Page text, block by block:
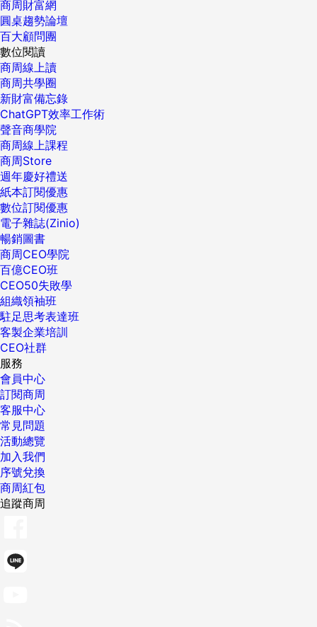
商周財富網
圓桌趨勢論壇
百大顧問團
數位閱讀
商周線上讀
商周共學圈
新財富備忘錄
ChatGPT效率工作術
聲音商學院
商周線上課程
商周Store
週年慶好禮送
紙本訂閱優惠
數位訂閱優惠
電子雜誌(Zinio)
暢銷圖書
商周CEO學院
百億CEO班
CEO50失敗學
組織領袖班
駐足思考表達班
客製企業培訓
CEO社群
服務
會員中心
訂閱商周
客服中心
常見問題
活動總覽
加入我們
序號兌換
商周紅包
追蹤商周